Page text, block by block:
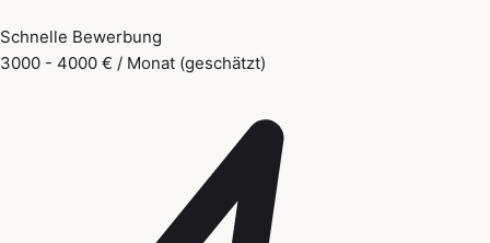
Schnelle Bewerbung
3000 - 4000 € / Monat (geschätzt)